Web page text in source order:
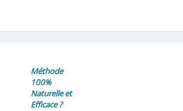
Méthode
100%
Naturelle et
Efficace ?